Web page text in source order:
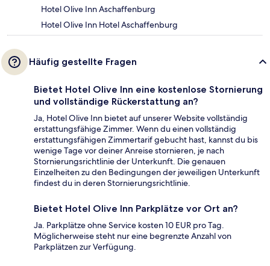
Hotel Olive Inn Aschaffenburg
Hotel Olive Inn Hotel Aschaffenburg
Häufig gestellte Fragen
Bietet Hotel Olive Inn eine kostenlose Stornierung
und vollständige Rückerstattung an?
Ja, Hotel Olive Inn bietet auf unserer Website vollständig
erstattungsfähige Zimmer. Wenn du einen vollständig
erstattungsfähigen Zimmertarif gebucht hast, kannst du bis
wenige Tage vor deiner Anreise stornieren, je nach
Stornierungsrichtlinie der Unterkunft. Die genauen
Einzelheiten zu den Bedingungen der jeweiligen Unterkunft
findest du in deren Stornierungsrichtlinie.
Bietet Hotel Olive Inn Parkplätze vor Ort an?
Ja. Parkplätze ohne Service kosten 10 EUR pro Tag.
Möglicherweise steht nur eine begrenzte Anzahl von
Parkplätzen zur Verfügung.